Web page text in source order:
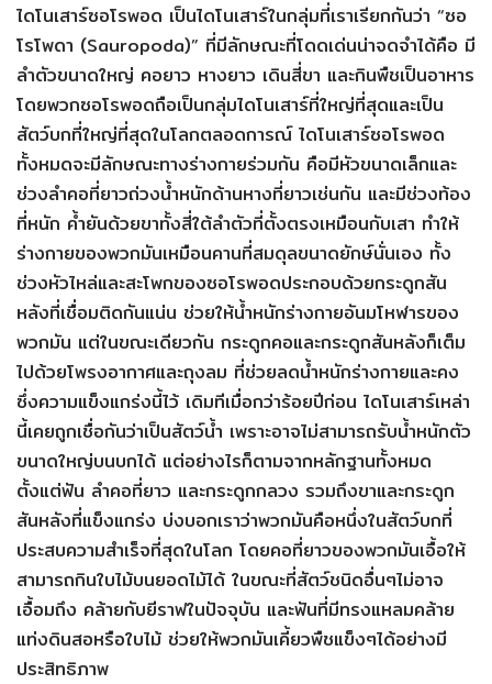
ไดโนเสาร์ซอโรพอด เป็นไดโนเสาร์ในกลุ่มที่เราเรียกกันว่า “ซอ
โรโพดา (Sauropoda)” ที่มีลักษณะที่โดดเด่นน่าจดจำได้คือ มี
ลำตัวขนาดใหญ่ คอยาว หางยาว เดินสี่ขา และกินพืชเป็นอาหาร
โดยพวกซอโรพอดถือเป็นกลุ่มไดโนเสาร์ที่ใหญ่ที่สุดและเป็น
สัตว์บกที่ใหญ่ที่สุดในโลกตลอดการณ์ ไดโนเสาร์ซอโรพอด
ทั้งหมดจะมีลักษณะทางร่างกายร่วมกัน คือมีหัวขนาดเล็กและ
ช่วงลำคอที่ยาวถ่วงน้ำหนักด้านหางที่ยาวเช่นกัน และมีช่วงท้อง
ที่หนัก ค้ำยันด้วยขาทั้งสี่ใต้ลำตัวที่ตั้งตรงเหมือนกับเสา ทำให้
ร่างกายของพวกมันเหมือนคานที่สมดุลขนาดยักษ์นั่นเอง ทั้ง
ช่วงหัวไหล่และสะโพกของซอโรพอดประกอบด้วยกระดูกสัน
หลังที่เชื่อมติดกันแน่น ช่วยให้น้ำหนักร่างกายอันมโหฬารของ
พวกมัน แต่ในขณะเดียวกัน กระดูกคอและกระดูกสันหลังก็เต็ม
ไปด้วยโพรงอากาศและถุงลม ที่ช่วยลดน้ำหนักร่างกายและคง
ซึ่งความแข็งแกร่งนี้ไว้ เดิมทีเมื่อกว่าร้อยปีก่อน ไดโนเสาร์เหล่า
นี้เคยถูกเชื่อกันว่าเป็นสัตว์น้ำ เพราะอาจไม่สามารถรับน้ำหนักตัว
ขนาดใหญ่บนบกได้ แต่อย่างไรก็ตามจากหลักฐานทั้งหมด
ตั้งแต่ฟัน ลำคอที่ยาว และกระดูกกลวง รวมถึงขาและกระดูก
สันหลังที่แข็งแกร่ง บ่งบอกเราว่าพวกมันคือหนึ่งในสัตว์บกที่
ประสบความสำเร็จที่สุดในโลก โดยคอที่ยาวของพวกมันเอื้อให้
สามารถกินใบไม้บนยอดไม้ได้ ในขณะที่สัตว์ชนิดอื่นๆไม่อาจ
เอื้อมถึง คล้ายกับยีราฟในปัจจุบัน และฟันที่มีทรงแหลมคล้าย
แท่งดินสอหรือใบไม้ ช่วยให้พวกมันเคี้ยวพืชแข็งๆได้อย่างมี
ประสิทธิภาพ